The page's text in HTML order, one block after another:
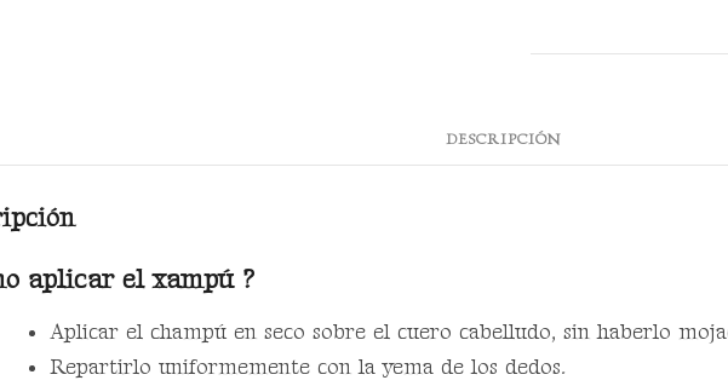
DESCRIPCIÓN
aplicar el xampú ?
Aplicar el champú en seco sobre el cuero cabelludo, sin haberlo
Repartirlo uniformemente con la yema de los dedos.